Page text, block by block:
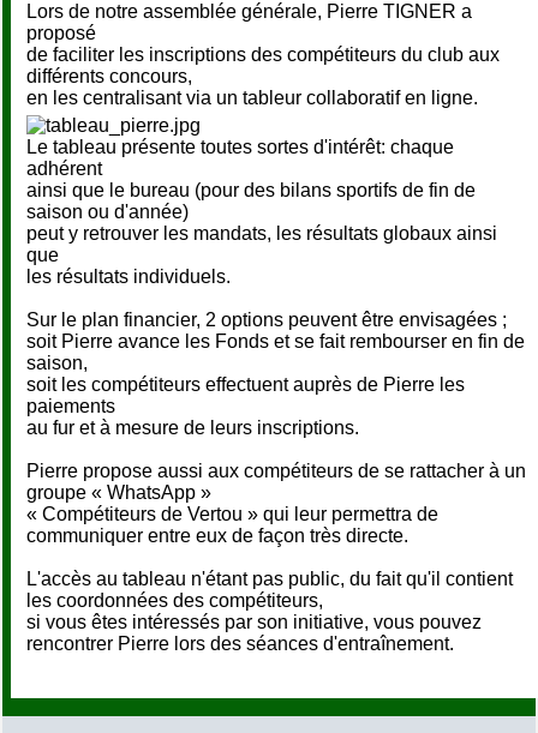
Lors de notre assemblée générale, Pierre TIGNER a
proposé
de faciliter les inscriptions des compétiteurs du club aux
différents concours,
en les centralisant via un tableur collaboratif en ligne.
Le tableau présente toutes sortes d'intérêt: chaque
adhérent
ainsi que le bureau (pour des bilans sportifs de fin de
saison ou d'année)
peut y retrouver les mandats, les résultats globaux ainsi
que
les résultats individuels.
Sur le plan financier, 2 options peuvent être envisagées ;
soit Pierre avance les Fonds et se fait rembourser en fin de
saison,
soit les compétiteurs effectuent auprès de Pierre les
paiements
au fur et à mesure de leurs inscriptions.
Pierre propose aussi aux compétiteurs de se rattacher à un
groupe « WhatsApp »
« Compétiteurs de Vertou » qui leur permettra de
communiquer entre eux de façon très directe.
L'accès au tableau n'étant pas public, du fait qu'il contient
les coordonnées des compétiteurs,
si vous êtes intéressés par son initiative, vous pouvez
rencontrer Pierre lors des séances d'entraînement.